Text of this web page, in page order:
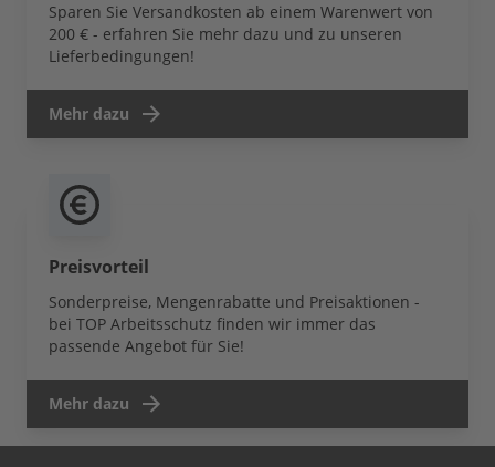
Sparen Sie Versandkosten ab einem Warenwert von
200 € - erfahren Sie mehr dazu und zu unseren
Lieferbedingungen!
Mehr dazu
Preisvorteil
Sonderpreise, Mengenrabatte und Preisaktionen -
bei TOP Arbeitsschutz finden wir immer das
passende Angebot für Sie!
Mehr dazu